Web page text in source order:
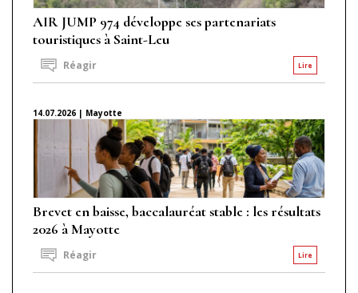
AIR JUMP 974 développe ses partenariats
touristiques à Saint-Leu
Lire
Réagir
14.07.2026 | Mayotte
Brevet en baisse, baccalauréat stable : les résultats
2026 à Mayotte
Lire
Réagir